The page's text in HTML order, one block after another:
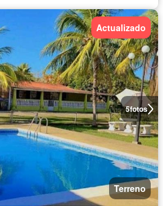
5fotos
Actualizado
Terreno